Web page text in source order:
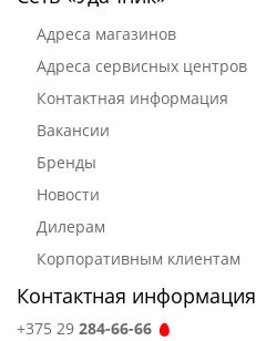
Адреса магазинов
Адреса сервисных центров
Контактная информация
Вакансии
Бренды
Новости
Дилерам
Корпоративным клиентам
Контактная информация
+375 29 284-66-66